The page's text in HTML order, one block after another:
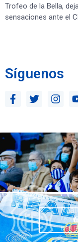
Trofeo de la Bella,
sensaciones ante el
Síguenos